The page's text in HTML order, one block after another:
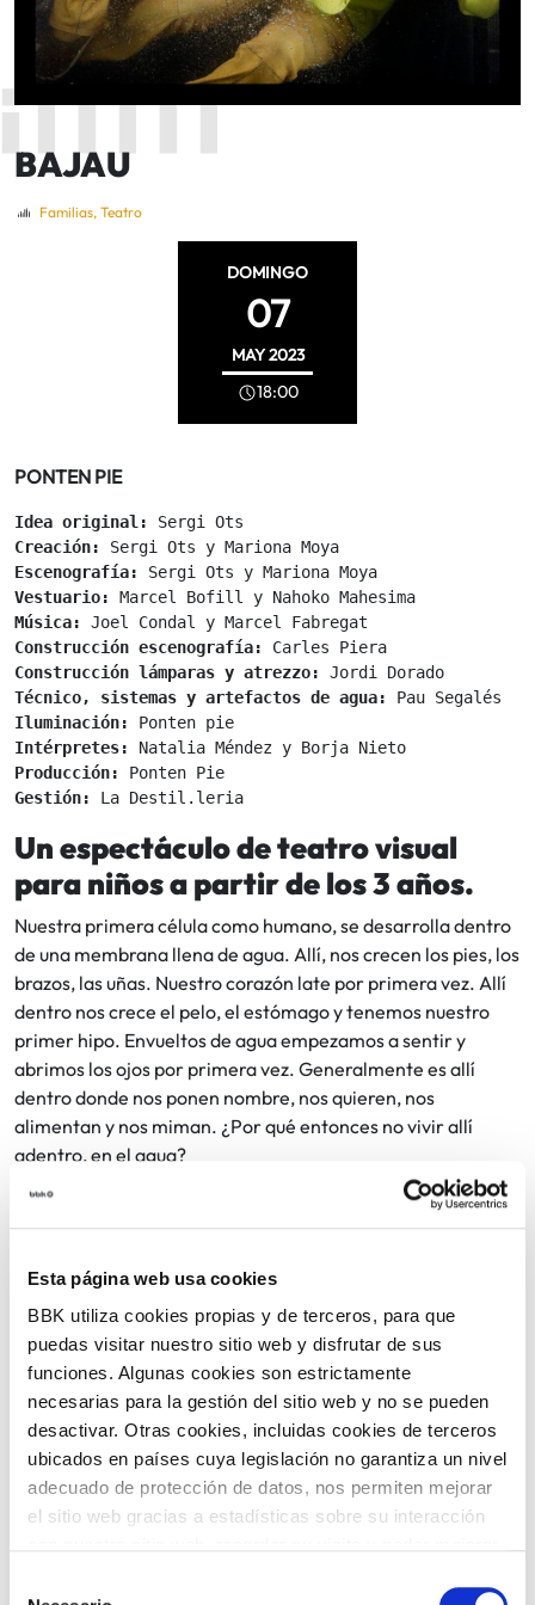
Esta página web usa cookies
BBK utiliza cookies propias y de terceros, para que
puedas visitar nuestro sitio web y disfrutar de sus
funciones. Algunas cookies son estrictamente
necesarias para la gestión del sitio web y no se pueden
desactivar. Otras cookies, incluidas cookies de terceros
ubicados en países cuya legislación no garantiza un nivel
adecuado de protección de datos, nos permiten mejorar
el sitio web gracias a estadísticas sobre su interacción
BAJAU
Familias, Teatro
DOMINGO
07
MAY2023
18:00
PONTEN PIE
Idea original:
Creación:
Escenografía:
Vestuario:
Música:
Construcción escenografía:
Construcción lámparas y atrezzo:
Técnico, sistemas y artefactos de agua:
Iluminación:
Intérpretes:
Producción:
Gestión:
Un espectáculo de teatro visual
para niños a partir de los 3 años.
Nuestra primera célula como humano, se desarrolla dentro
de una membrana llena de agua. Allí, nos crecen los pies, los
brazos, las uñas. Nuestro corazón late por primera vez. Allí
dentro nos crece el pelo, el estómago y tenemos nuestro
primer hipo. Envueltos de agua empezamos a sentir y
abrimos los ojos por primera vez. Generalmente es allí
dentro donde nos ponen nombre, nos quieren, nos
alimentan y nos miman. ¿Por qué entonces no vivir allí
adentro, en el agua?
Este espectáculo es una fantasía visual donde a través de
los objetos, el cuerpo y la investigación sobre el elemento
diálogo interno de alguien que se cuestiona su origen como
especie, su entorno y su cuerpo deseando ser aquello que
sistemáticamente le han negado. Tengo sed, tengo la boca
seca, quiero agua, quiero ser pez, quiero ser agua.
Entradas: 5 €